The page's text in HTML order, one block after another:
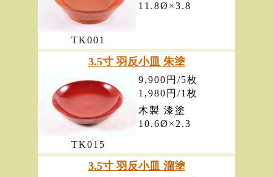
TK001
11.8Ø×3.8
3.5寸 羽反小皿 朱塗
TK015
9,900円/5枚
1,980円/1枚
木製 漆塗
10.6Ø×2.3
3.5寸 羽反小皿 溜塗